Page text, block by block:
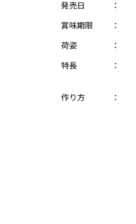
発売日
：
賞味期限
：
荷姿
：
特長
：
作り方
：